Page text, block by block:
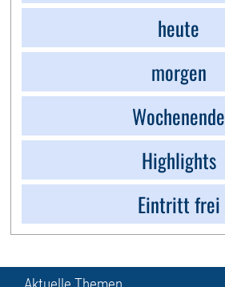
heute
morgen
Wochenende
Highlights
Eintritt frei